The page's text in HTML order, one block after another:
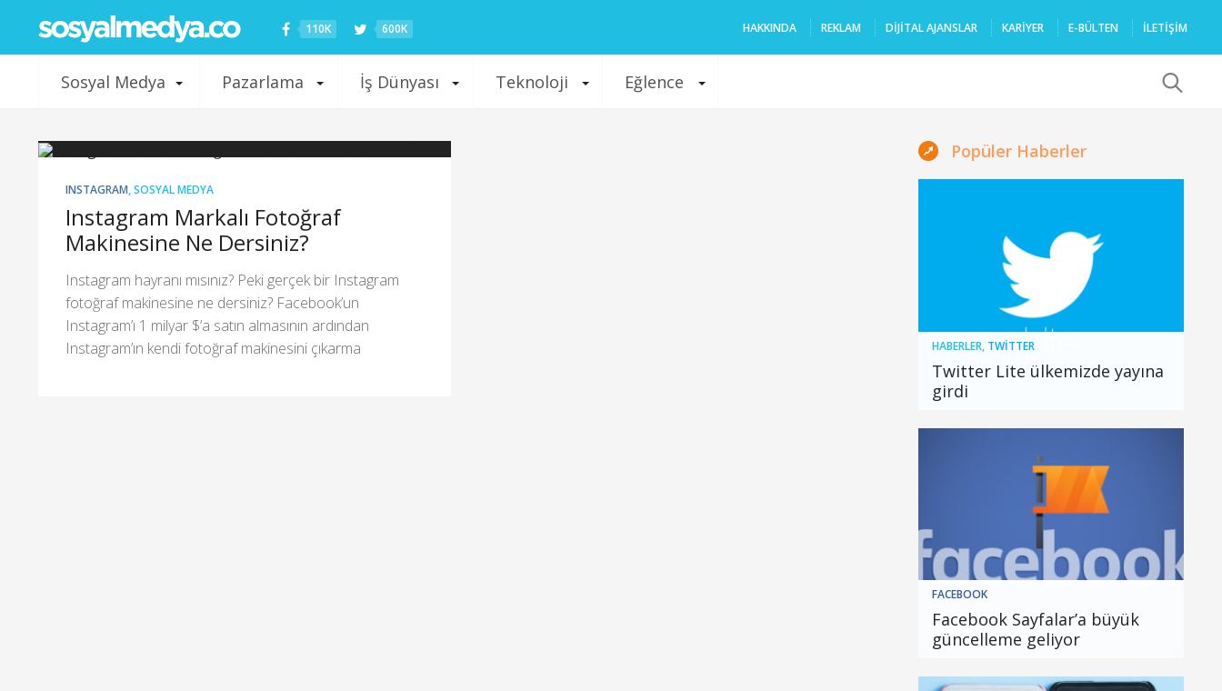
110K 600K HAKKINDA REKLAM DIJITAL AJANSLAR KARIYER E-BÜLTEN İLETİŞİM
Sosyal Medya Pazarlama İş Dünyası Teknoloji Eğlence
INSTAGRAM,SOSYAL MEDYA
Instagram Markalı Fotoğraf
Makinesine Ne Dersiniz?
Instagram hayranı mısınız? Peki gerçek bir Instagram
fotoğraf makinesine ne dersiniz? Facebook’un
Instagram’ı 1 milyar $’a satın almasının ardından
Instagram’ın kendi fotoğraf makinesini çıkarma
Popüler Haberler
HABERLER, TWITTER
Twitter Lite ülkemizde yayına
girdi
FACEBOOK
Facebook Sayfalar’a büyük
güncelleme geliyor